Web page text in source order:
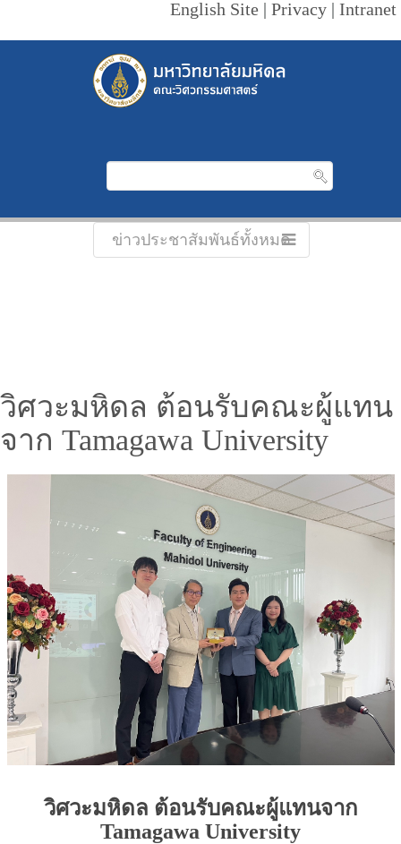
English Site | Privacy | Intranet
ข่าวประชาสัมพันธ์ทั้งหมด
วิศวะมหิดล ต้อนรับคณะผู้แทน
จาก Tamagawa University
วิศวะมหิดล ต้อนรับคณะผู้แทนจาก
Tamagawa University